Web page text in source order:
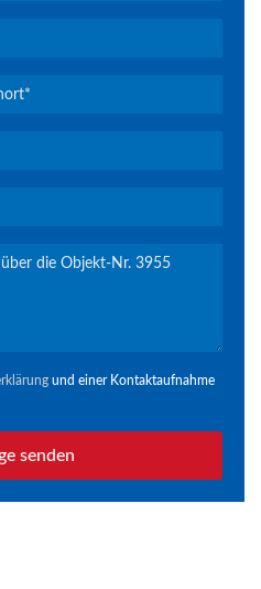
und einer Kontaktaufnahme
senden